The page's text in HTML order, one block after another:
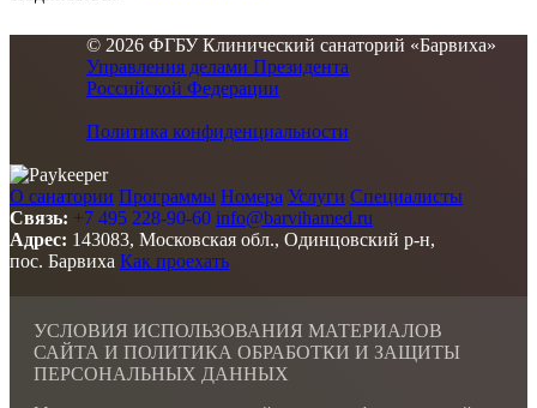
© 2026 ФГБУ Клинический санаторий «Барвиха»
Управления делами Президента
Российской Федерации
Политика конфиденциальности
О санатории Программы Номера Услуги Специалисты
Связь: +7 495 228-90-60 info@barvihamed.ru
Адрес: 143083, Московская обл., Одинцовский р-н,
пос. Барвиха Как проехать
УСЛОВИЯ ИСПОЛЬЗОВАНИЯ МАТЕРИАЛОВ
САЙТА И ПОЛИТИКА ОБРАБОТКИ И ЗАЩИТЫ
ПЕРСОНАЛЬНЫХ ДАННЫХ